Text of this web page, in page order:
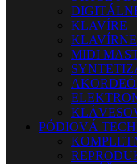
KLAVÍRE
MIDI
PÓDIOVÁ